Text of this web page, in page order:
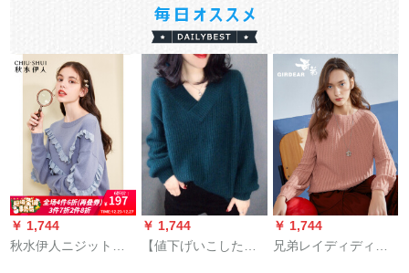
￥ 1,744
秋水伊人ニジット冬
￥ 1,744
【値下げいこしたつ
￥ 1,744
兄弟レイディディテ